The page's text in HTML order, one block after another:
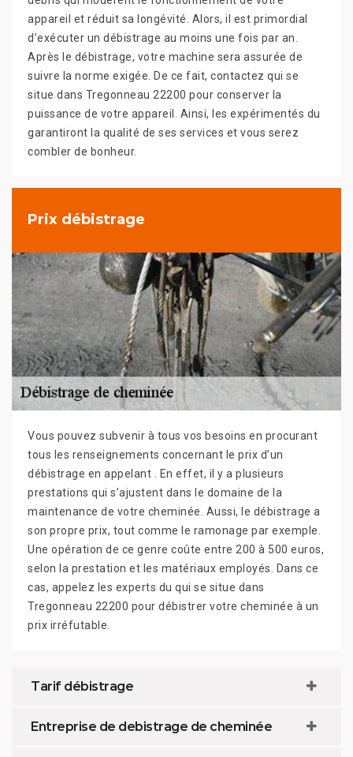
appareil et réduit sa longévité. Alors, il est primordial
d’exécuter un débistrage au moins une fois par an.
Après le débistrage, votre machine sera assurée de
suivre la norme exigée. De ce fait, contactez qui se
situe dans Tregonneau 22200 pour conserver la
puissance de votre appareil. Ainsi, les expérimentés du
garantiront la qualité de ses services et vous serez
combler de bonheur.
Prix débistrage
Vous pouvez subvenir à tous vos besoins en procurant
tous les renseignements concernant le prix d’un
débistrage en appelant . En effet, il y a plusieurs
prestations qui s’ajustent dans le domaine de la
maintenance de votre cheminée. Aussi, le débistrage a
son propre prix, tout comme le ramonage par exemple.
Une opération de ce genre coûte entre 200 à 500 euros,
selon la prestation et les matériaux employés. Dans ce
cas, appelez les experts du qui se situe dans
Tregonneau 22200 pour débistrer votre cheminée à un
prix irréfutable.
Tarif débistrage
Entreprise de debistrage de cheminée